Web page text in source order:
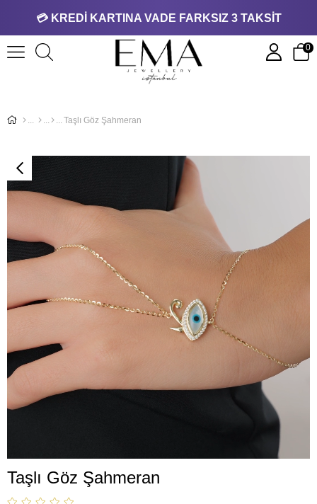
💳 KREDİ KARTINA VADE FARKSIZ 3 TAKSİT
0
Taşlı Göz Şahmeran
Taşlı Göz Şahmeran